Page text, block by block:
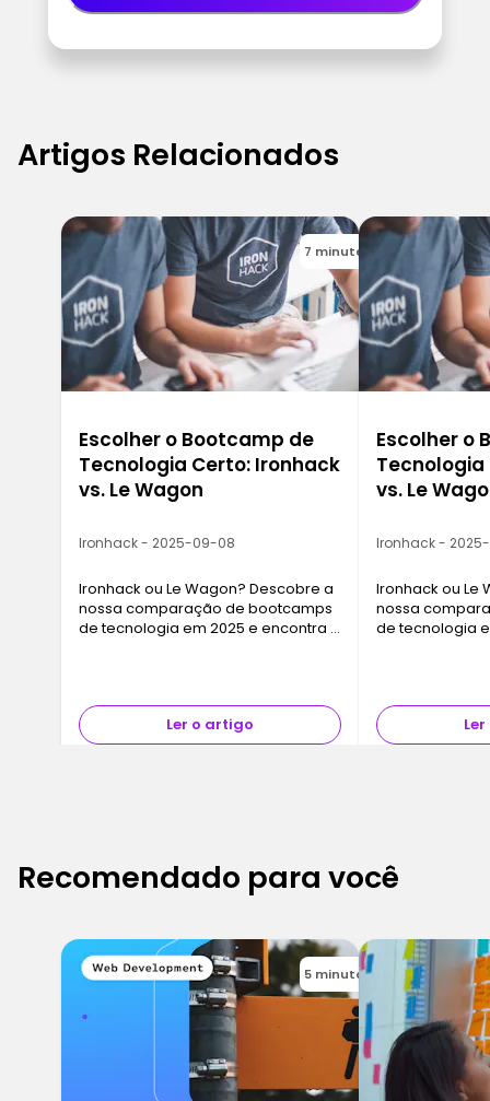
Artigos Relacionados
7 minutes
Escolher o Bootcamp de
Tecnologia Certo: Ironhack
vs. Le Wagon
Ironhack - 2025-09-08
Ironhack ou Le Wagon? Descobre a
nossa comparação de bootcamps
de tecnologia em 2025 e encontra o
Ler o artigo
Escolher o
vs. Le
Ironhack -
Ironhack ou Le
nossa
de tecnologia
Recomendado para você
5 minutos